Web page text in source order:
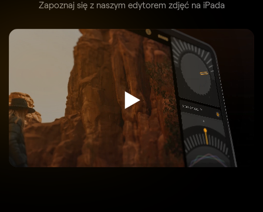
Zapoznaj się z naszym edytorem zdjęć na iPada